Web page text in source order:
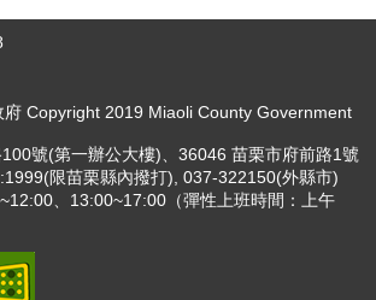
Copyright 2019 Miaoli County Government
號(第一辦公大樓)、36046 苗栗市府前路1號
限苗栗縣內撥打), 037-322150(外縣市)
、13:00~17:00（彈性上班時間：上午